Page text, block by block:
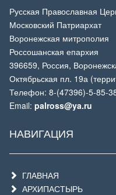
Русская Православная
Московский Патриархат
Воронежская митрополия
Россошанская епархия
396659, Россия,
Октябрьская пл. 19а
Телефон: 8-(47396)-5-85-
Email: palross@ya.ru
НАВИГАЦИЯ
ГЛАВНАЯ
АРХИПАСТЫРЬ